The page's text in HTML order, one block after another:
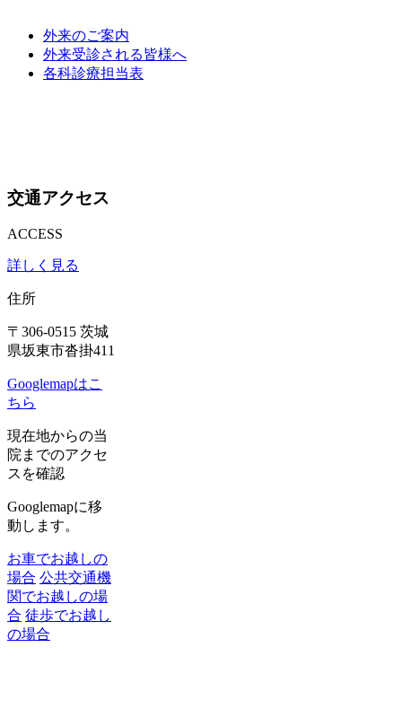
外来のご案内
外来受診される皆様へ
各科診療担当表
交通アクセス
ACCESS
詳しく見る
住所
〒306-0515 茨城
県坂東市沓掛411
Googlemapはこ
ちら
現在地からの当
院までのアクセ
スを確認
Googlemapに移
動します。
お車でお越しの
場合 公共交通機
関でお越しの場
合 徒歩でお越し
の場合